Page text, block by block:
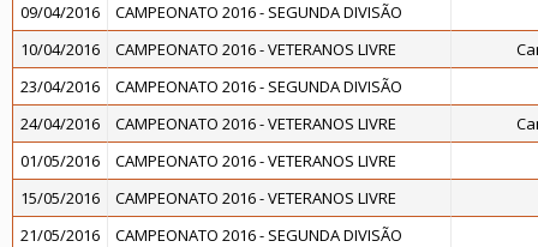
09/04/2016
CAMPEONATO 2016 - SEGUNDA DIVISÃO
10/04/2016
CAMPEONATO 2016 - VETERANOS LIVRE
23/04/2016
CAMPEONATO 2016 - SEGUNDA DIVISÃO
24/04/2016
CAMPEONATO 2016 - VETERANOS LIVRE
01/05/2016
CAMPEONATO 2016 - VETERANOS LIVRE
15/05/2016
CAMPEONATO 2016 - VETERANOS LIVRE
21/05/2016
CAMPEONATO 2016 - SEGUNDA DIVISÃO